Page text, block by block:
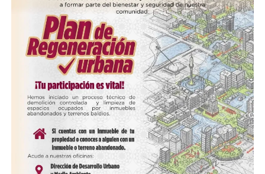
Loading…
COMPARTE ESTA INFORMACIÓN